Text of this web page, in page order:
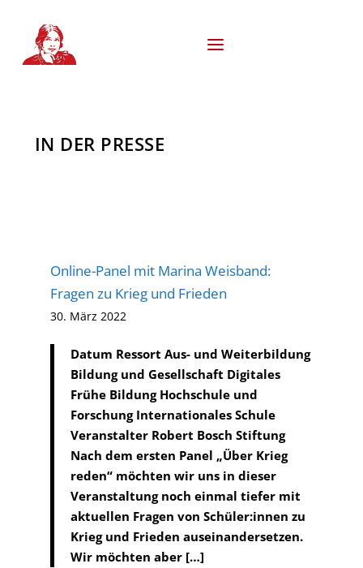
IN DER PRESSE
Online-Panel mit Marina Weisband:
Fragen zu Krieg und Frieden
30. März 2022
Datum Ressort Aus- und Weiterbildung
Bildung und Gesellschaft Digitales
Frühe Bildung Hochschule und
Forschung Internationales Schule
Veranstalter Robert Bosch Stiftung
Nach dem ersten Panel „Über Krieg
reden“ möchten wir uns in dieser
Veranstaltung noch einmal tiefer mit
aktuellen Fragen von Schüler:innen zu
Krieg und Frieden auseinandersetzen.
Wir möchten aber […]